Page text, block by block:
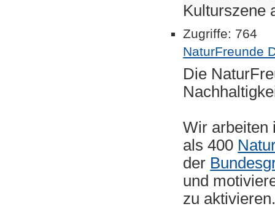
Kulturszene
Zugriffe: 764
NaturFreunde
Die
Wir arbeiten
als 400
der
und
zu